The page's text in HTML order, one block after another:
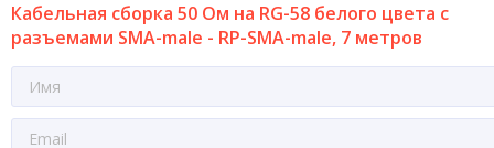
Кабельная сборка 50 Ом на RG-58 белого цвета с
разъемами SMA-male - RP-SMA-male, 7 метров